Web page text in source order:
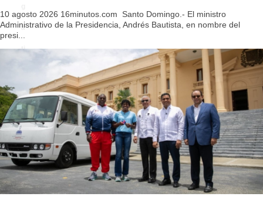
a
ti
n
10 agosto 2026 16minutos.com Santo Domingo.- El ministro
Administrativo de la Presidencia, Andrés Bautista, en nombre del
presi...